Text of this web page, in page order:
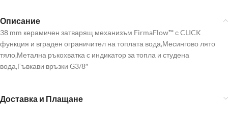
Описание
38 mm керамичен затварящ механизъм FirmaFlow™ с CLICK
функция и вграден ограничител на топлата вода,Месингово лято
тяло,Метална ръкохватка с индикатор за топла и студена
вода,Гъвкави връзки G3/8″
Доставка и Плащане